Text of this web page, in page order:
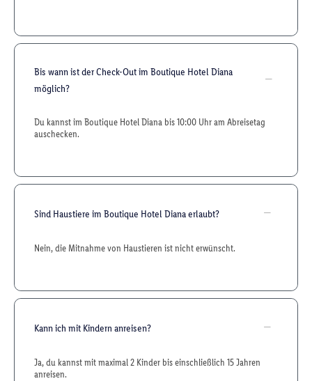
Bis wann ist der Check-Out im Boutique Hotel Diana
möglich?
Du kannst im Boutique Hotel Diana bis 10:00 Uhr am Abreisetag
auschecken.
Sind Haustiere im Boutique Hotel Diana erlaubt?
Nein, die Mitnahme von Haustieren ist nicht erwünscht.
Kann ich mit Kindern anreisen?
Ja, du kannst mit maximal 2 Kinder bis einschließlich 15 Jahren
anreisen.